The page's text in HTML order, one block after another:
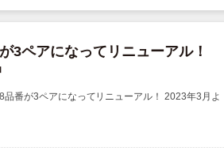
3ペアになってリニューアル！
番が3ペアになってリニューアル！ 2023年3月よ